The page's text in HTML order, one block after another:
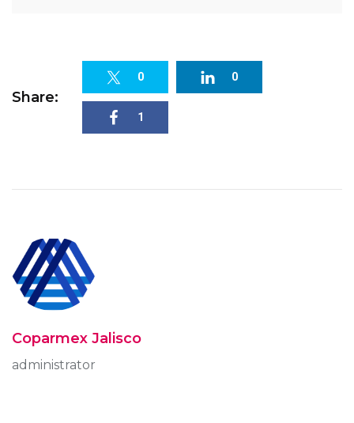
Share:
0 0
1
Coparmex Jalisco
administrator